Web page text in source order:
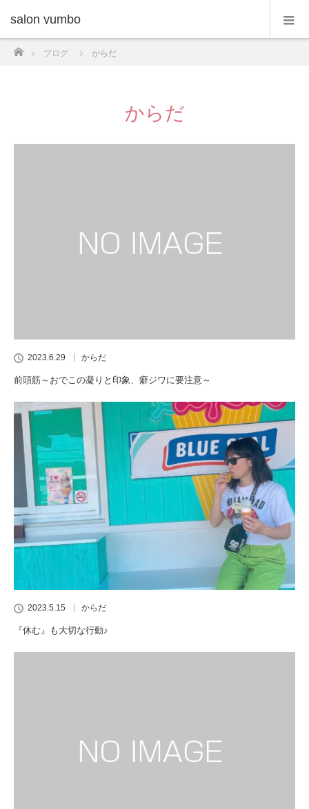
salon yumbo
ブログ からだ
からだ
2023.6.29 からだ
前頭筋～おでこの凝りと印象、癖ジワに要注意～
2023.5.15 からだ
『休む』も大切な行動♪